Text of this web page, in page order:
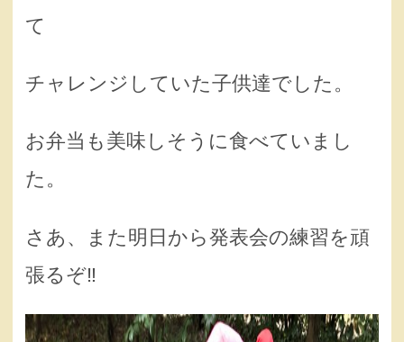
て
チャレンジしていた子供達でした。
お弁当も美味しそうに食べていまし
た。
さあ、また明日から発表会の練習を頑
張るぞ‼︎